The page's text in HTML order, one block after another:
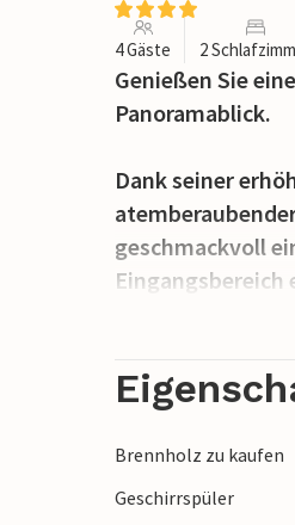
4 Gäste 2
Genießen Sie
Panoramablick.
Dank seiner
geschmackvoll
Eingangsbereich
ursprünglichen
Küche Ihre
Sofa nieder, wo
Der
überdachten
Brennholz zu kaufen
Geschirrspüler